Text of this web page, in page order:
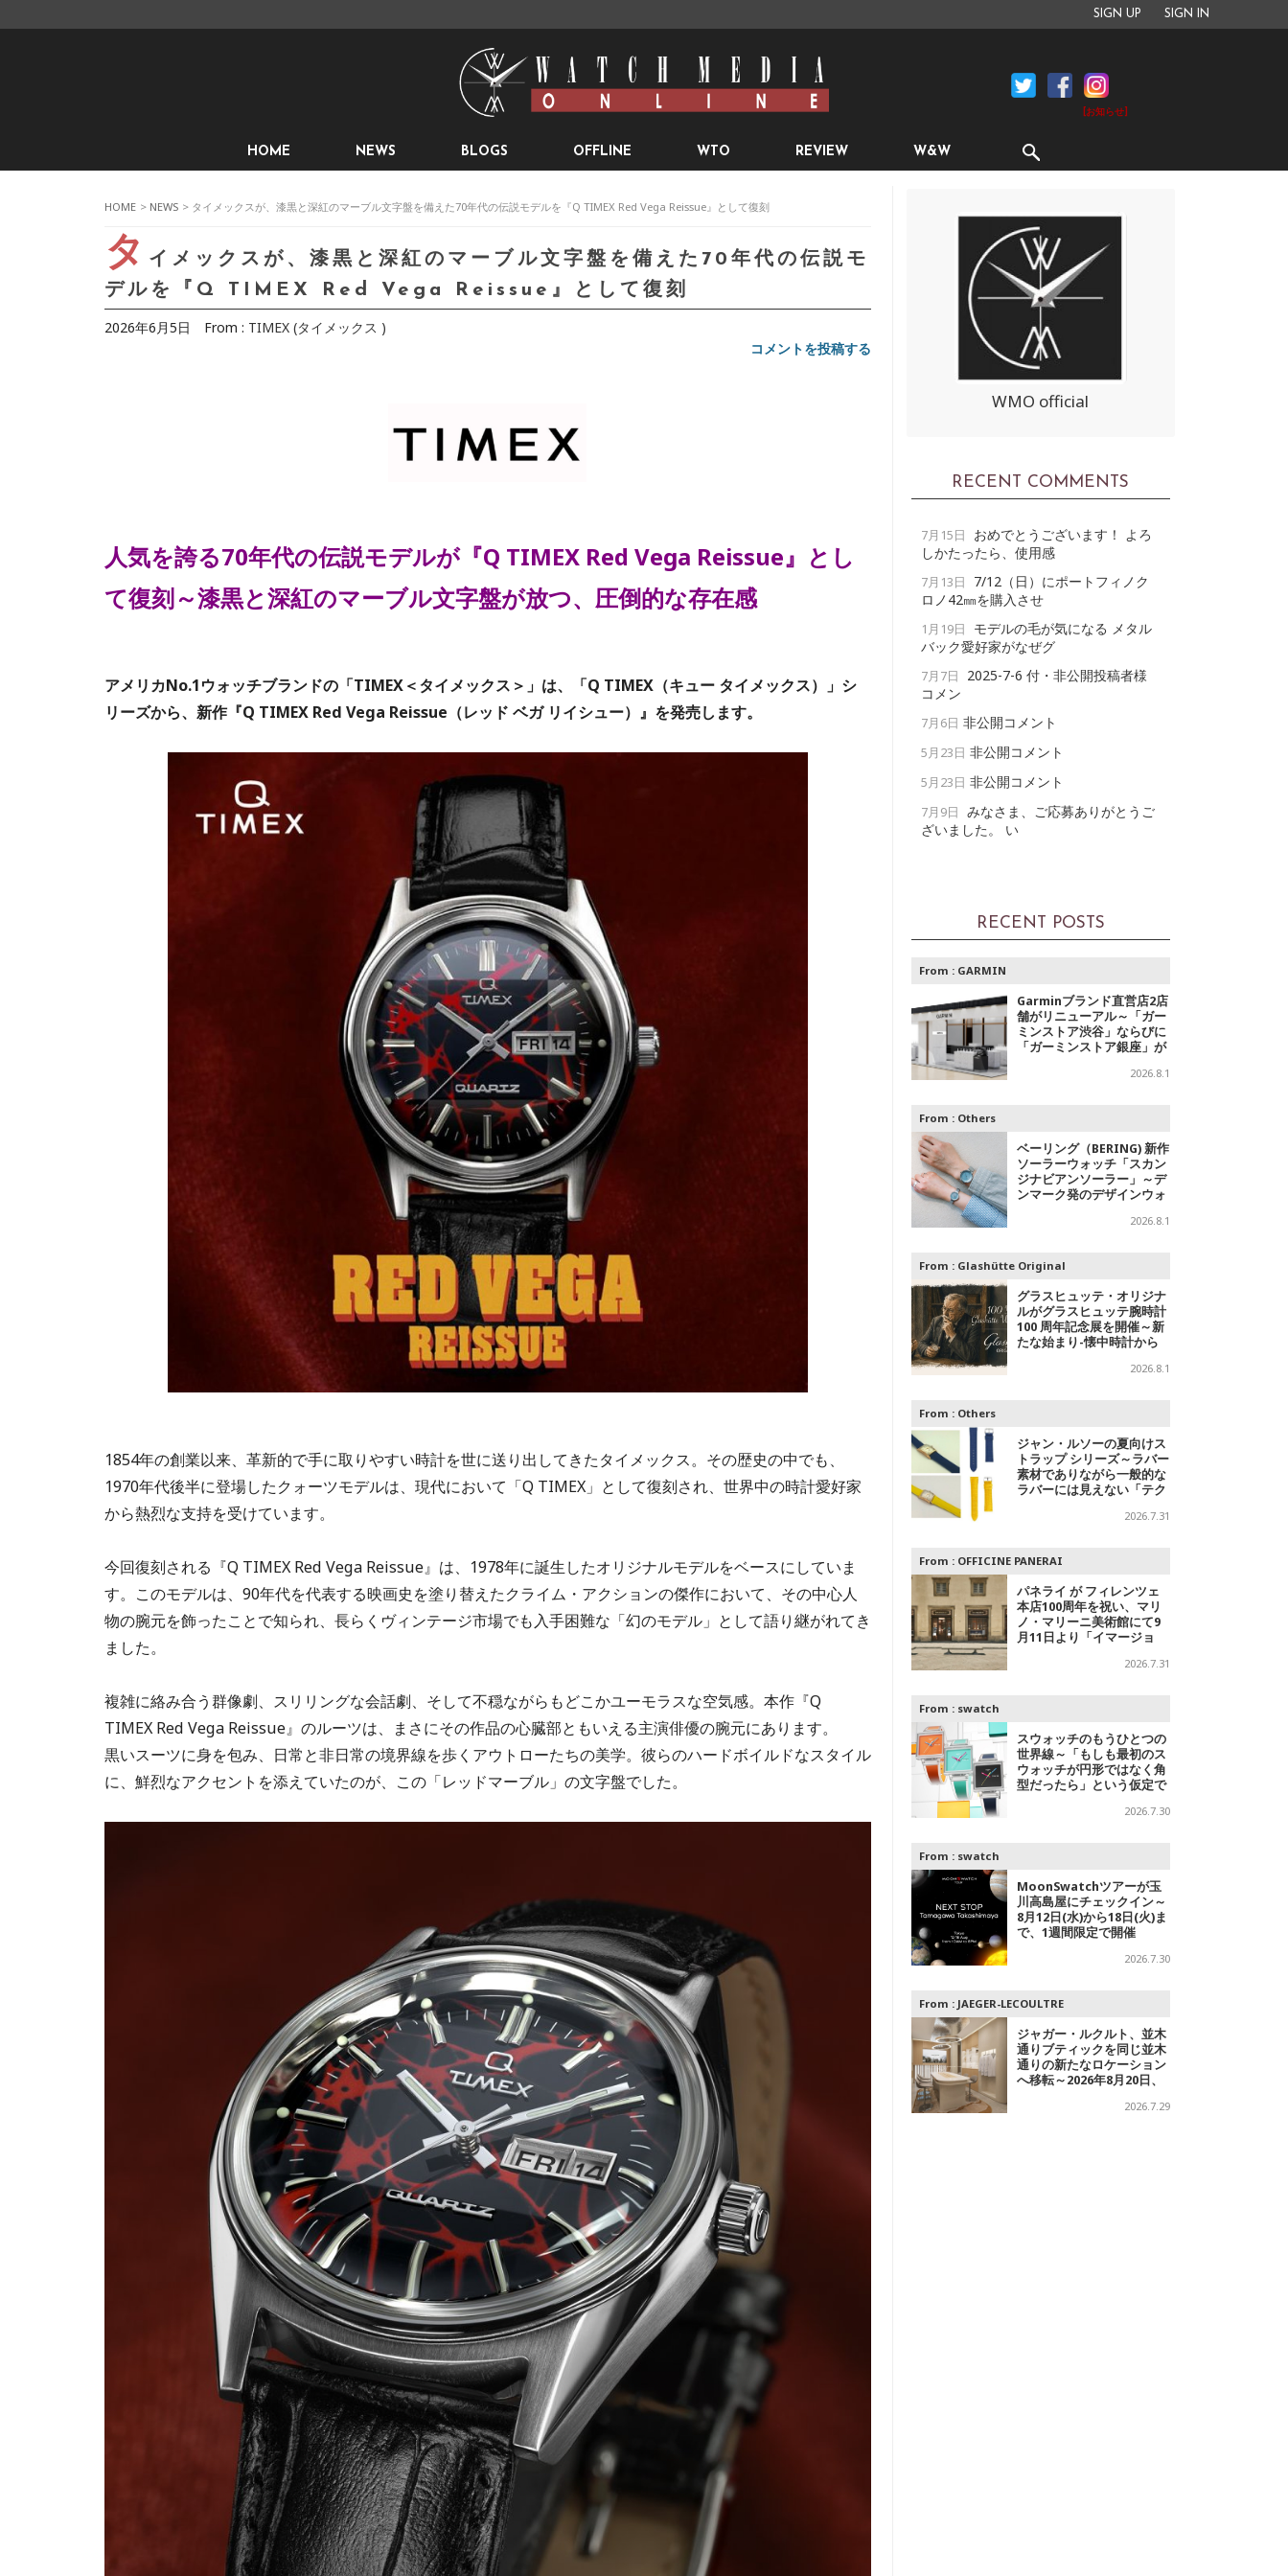
SIGN UP SIGN IN
[お知らせ]
HOME NEWS BLOGS OFFLINE WTO REVIEW W&W
HOME > NEWS > タイメックスが、漆黒と深紅のマーブル文字盤を備えた70年代の伝説モデルを『Q TIMEX Red Vega Reissue』として復刻
タ イメックスが、漆黒と深紅のマーブル文字盤を備えた70年代の伝説モ
デルを『Q TIMEX Red Vega Reissue』として復刻
2026年6月5日 From : TIMEX (タイメックス )
コメントを投稿する
人気を誇る70年代の伝説モデルが『Q TIMEX Red Vega Reissue』とし
て復刻～漆黒と深紅のマーブル文字盤が放つ、圧倒的な存在感
アメリカNo.1ウォッチブランドの「TIMEX＜タイメックス＞」は、「Q TIMEX（キュー タイメックス）」シ
リーズから、新作『Q TIMEX Red Vega Reissue（レッド ベガ リイシュー）』を発売します。
1854年の創業以来、革新的で手に取りやすい時計を世に送り出してきたタイメックス。その歴史の中でも、
1970年代後半に登場したクォーツモデルは、現代において「Q TIMEX」として復刻され、世界中の時計愛好家
から熱烈な支持を受けています。
今回復刻される『Q TIMEX Red Vega Reissue』は、1978年に誕生したオリジナルモデルをベースにしていま
す。このモデルは、90年代を代表する映画史を塗り替えたクライム・アクションの傑作において、その中心人
物の腕元を飾ったことで知られ、長らくヴィンテージ市場でも入手困難な「幻のモデル」として語り継がれてき
ました。
複雑に絡み合う群像劇、スリリングな会話劇、そして不穏ながらもどこかユーモラスな空気感。本作『Q
TIMEX Red Vega Reissue』のルーツは、まさにその作品の心臓部ともいえる主演俳優の腕元にあります。
黒いスーツに身を包み、日常と非日常の境界線を歩くアウトローたちの美学。彼らのハードボイルドなスタイル
に、鮮烈なアクセントを添えていたのが、この「レッドマーブル」の文字盤でした。
WMO official
RECENT COMMENTS
7月15日
おめでとうございます！ よろ
しかたったら、使用感
7月13日
7/12（日）にポートフィノク
ロノ42㎜を購入させ
1月19日
モデルの毛が気になる メタル
バック愛好家がなぜグ
7月7日
2025-7-6 付・非公開投稿者様
コメン
7月6日 非公開コメント
5月23日 非公開コメント
5月23日 非公開コメント
7月9日 みなさま、ご応募ありがとうご
ざいました。 い
RECENT POSTS
From : GARMIN
Garminブランド直営店2店
舗がリニューアル～「ガー
ミンストア渋谷」ならびに
「ガーミンストア銀座」が
2026.8.1
From : Others
ベーリング（BERING) 新作
ソーラーウォッチ「スカン
ジナビアンソーラー」～デ
ンマーク発のデザインウォ
スブルー」コレクション
2026.8.1
From : Glashütte Original
グラスヒュッテ・オリジナ
ルがグラスヒュッテ腕時計
100 周年記念展を開催～新
たな始まり-懐中時計から
2026.8.1
From : Others
ジャン・ルソーの夏向けス
トラップ シリーズ～ラバー
素材でありながら一般的な
ラバーには見えない「テク
2026.7.31
From : OFFICINE PANERAI
パネライ が フィレンツェ
本店100周年を祝い、マリ
ノ・マリーニ美術館にて9
月11日より「イマージョ
キシビションを開催2026.7.31
From : swatch
スウォッチのもうひとつの
世界線～「もしも最初のス
ウォッチが円形ではなく角
型だったら」という仮定で
2026.7.30
From : swatch
MoonSwatchツアーが玉
川高島屋にチェックイン～
8月12日(水)から18日(火)ま
で、1週間限定で開催
2026.7.30
From : JAEGER-LECOULTRE
ジャガー・ルクルト、並木
通りブティックを同じ並木
通りの新たなロケーション
へ移転～2026年8月20日、
2026.7.29